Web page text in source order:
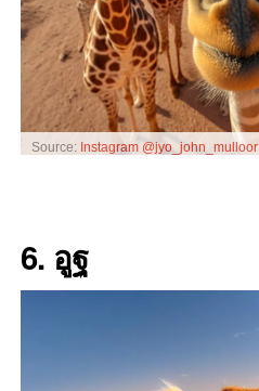
Source: Instagram @jyo_john_mulloor
6. อูฐ